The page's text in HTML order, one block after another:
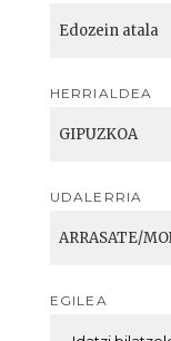
HERRIALDEA
UDALERRIA
EGILEA